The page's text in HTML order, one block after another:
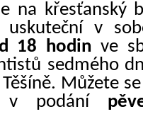
na křesťanský
uskuteční v
18 hodin ve
sedmého
Můžete
v podání